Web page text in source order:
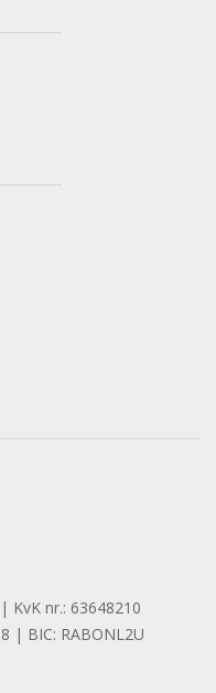
KvK nr.: 63648210
| BIC: RABONL2U